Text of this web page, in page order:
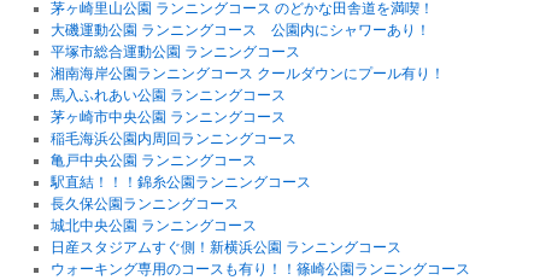
茅ヶ崎里山公園 ランニングコース のどかな田舎道を満喫！
大磯運動公園 ランニングコース 公園内にシャワーあり！
平塚市総合運動公園 ランニングコース
湘南海岸公園ランニングコース クールダウンにプール有り！
馬入ふれあい公園 ランニングコース
茅ヶ崎市中央公園 ランニングコース
稲毛海浜公園内周回ランニングコース
亀戸中央公園 ランニングコース
駅直結！！！錦糸公園ランニングコース
長久保公園ランニングコース
城北中央公園 ランニングコース
日産スタジアムすぐ側！新横浜公園 ランニングコース
ウォーキング専用のコースも有り！！篠崎公園ランニングコース